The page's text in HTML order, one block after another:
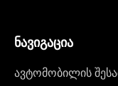
ნავიგაცია
ავტომობილის